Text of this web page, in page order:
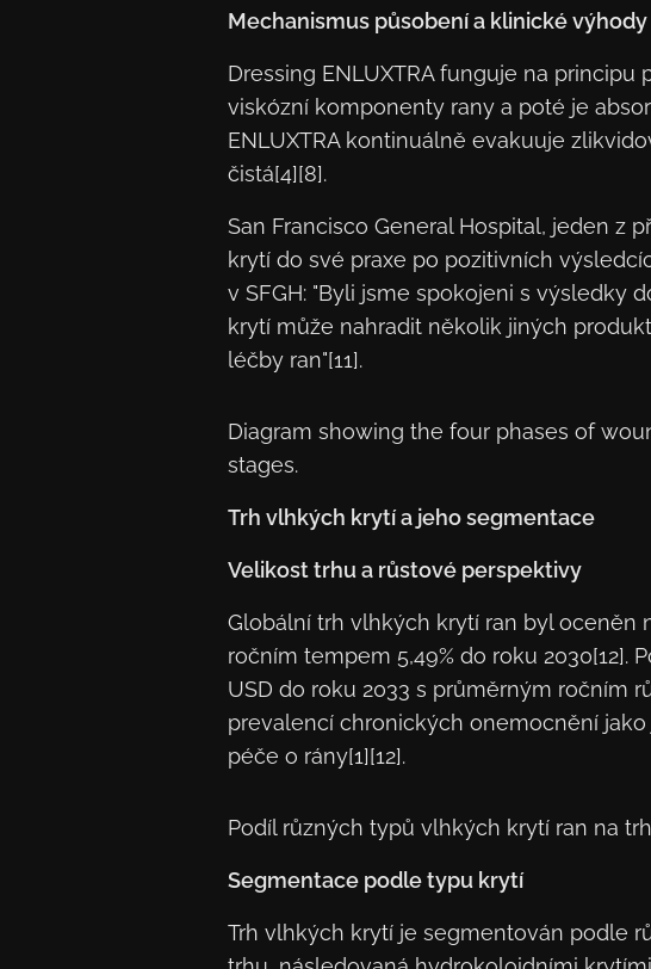
Mechanismus působení a klinické výhody
Dressing ENLUXTRA funguje na
viskózní komponenty rany a poté je
ENLUXTRA kontinuálně evakuuje
čistá[4][8].
San Francisco General Hospital, jeden z
krytí do své praxe po pozitivních
v SFGH: "Byli jsme spokojeni s výsledky
krytí může nahradit několik jiných
léčby ran"[11].
Diagram showing the four phases of
stages.
Trh vlhkých krytí a jeho segmentace
Velikost trhu a růstové perspektivy
Globální trh vlhkých krytí ran byl oceněn
ročním tempem 5,49% do roku 2030[12].
USD do roku 2033 s průměrným ročním
prevalencí chronických onemocnění
péče o rány[1][12].
Podíl různých typů vlhkých krytí ran na
Segmentace podle typu krytí
Trh vlhkých krytí je segmentován podle